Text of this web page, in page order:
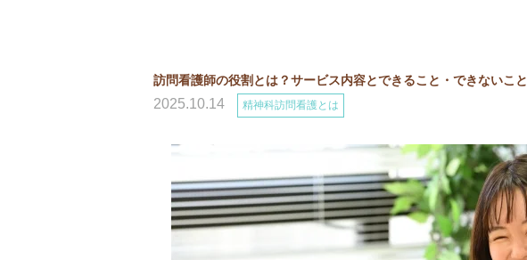
訪問看護師の役割とは？サービス内容とできること・できないこと
2025.10.14 精神科訪問看護とは